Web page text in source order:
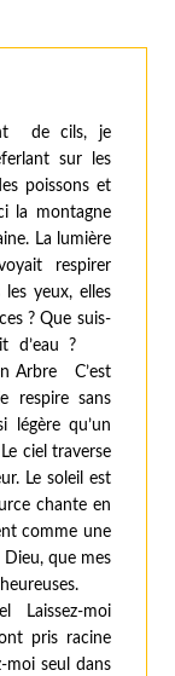
de cils, je
sur les
poissons et
la montagne
La lumière
respirer
yeux, elles
? Que suis-
d’eau ?
Arbre
C’est
respire sans
légère qu’un
ciel traverse
Le soleil est
chante en
comme une
Dieu, que mes
heureuses.
moi
pris racine
moi seul dans